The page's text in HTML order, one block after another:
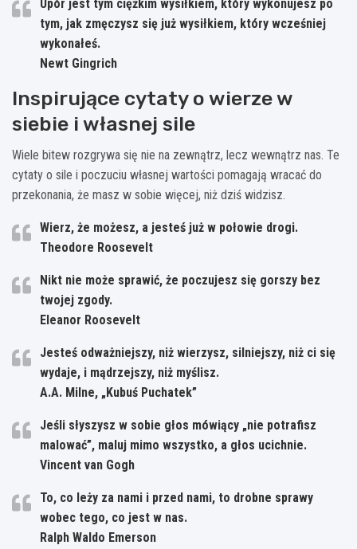
Upór jest tym ciężkim wysiłkiem, który wykonujesz po
tym, jak zmęczysz się już wysiłkiem, który wcześniej
wykonałeś.
Newt Gingrich
Inspirujące cytaty o wierze w
siebie i własnej sile
Wiele bitew rozgrywa się nie na zewnątrz, lecz wewnątrz nas. Te
cytaty o sile i poczuciu własnej wartości pomagają wracać do
przekonania, że masz w sobie więcej, niż dziś widzisz.
Wierz, że możesz, a jesteś już w połowie drogi.
Theodore Roosevelt
Nikt nie może sprawić, że poczujesz się gorszy bez
twojej zgody.
Eleanor Roosevelt
Jesteś odważniejszy, niż wierzysz, silniejszy, niż ci się
wydaje, i mądrzejszy, niż myślisz.
A.A. Milne, „Kubuś Puchatek”
Jeśli słyszysz w sobie głos mówiący „nie potrafisz
malować”, maluj mimo wszystko, a głos ucichnie.
Vincent van Gogh
To, co leży za nami i przed nami, to drobne sprawy
wobec tego, co jest w nas.
Ralph Waldo Emerson